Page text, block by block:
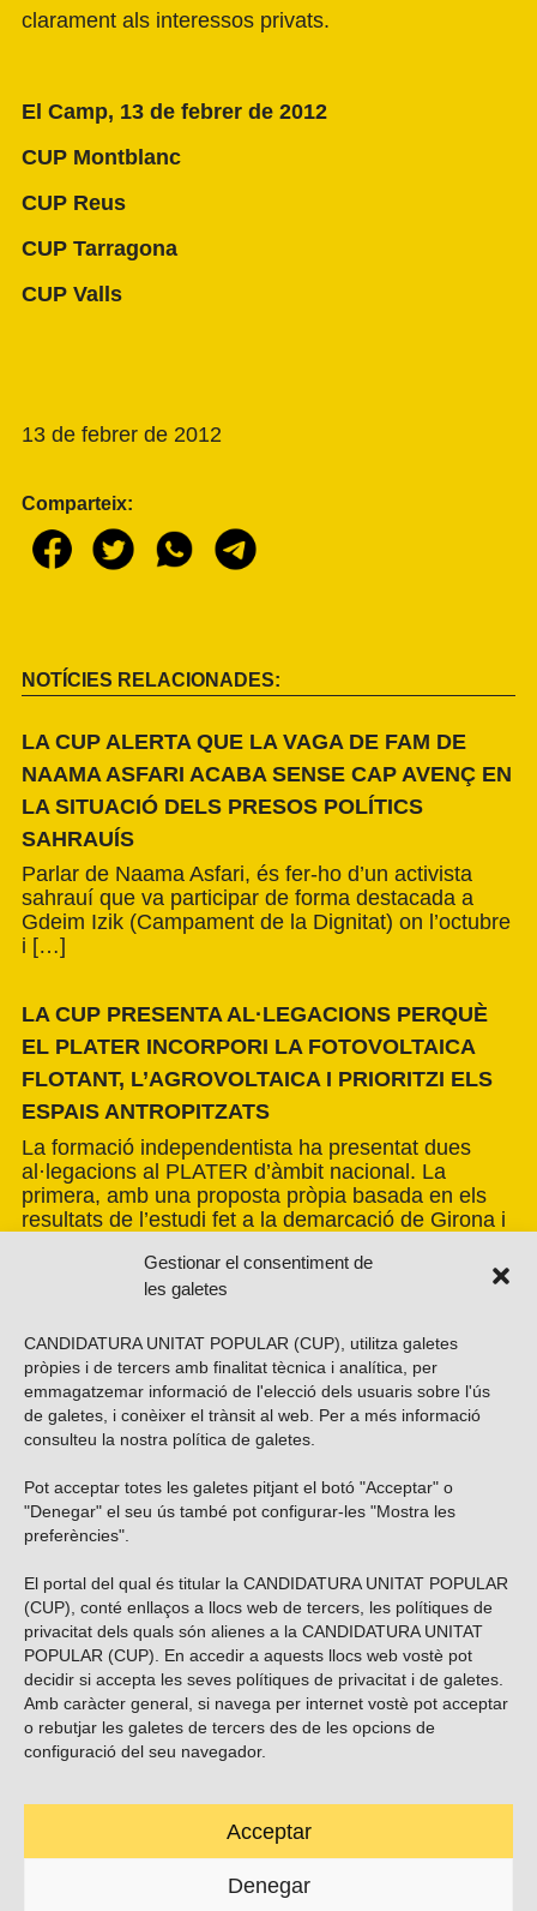
Gestionar el consentiment de
les galetes
CANDIDATURA UNITAT POPULAR (CUP), utilitza galetes
pròpies i de tercers amb finalitat tècnica i analítica, per
emmagatzemar informació de l'elecció dels usuaris sobre l'ús
de galetes, i conèixer el trànsit al web. Per a més informació
consulteu la nostra política de galetes
Pot acceptar totes les galetes pitjant el botó "Acceptar" o
"Denegar" el seu ús també pot configurar-les "Mostra les
preferències".
El portal del qual és titular la CANDIDATURA UNITAT POPULAR
(CUP), conté enllaços a llocs web de tercers, les polítiques de
privacitat dels quals són alienes a la CANDIDATURA UNITAT
POPULAR (CUP). En accedir a aquests llocs web vostè pot
decidir si accepta les seves polítiques de privacitat i de galetes.
Amb caràcter general, si navega per internet vostè pot acceptar
o rebutjar les galetes de tercers des de les opcions de
configuració del seu navegador.
Acceptar
Denegar
clarament als interessos privats.
El Camp, 13 de febrer de 2012
CUP Montblanc
CUP Reus
CUP Tarragona
CUP Valls
13 de febrer de 2012
Comparteix:
NOTÍCIES RELACIONADES:
LA CUP ALERTA QUE LA VAGA DE FAM DE
NAAMA ASFARI ACABA SENSE CAP AVENÇ EN
LA SITUACIÓ DELS PRESOS POLÍTICS
SAHRAUÍS
Parlar de Naama Asfari, és fer-ho d’un activista
sahrauí que va participar de forma destacada a
Gdeim Izik (Campament de la Dignitat) on l’octubre
i […]
LA CUP PRESENTA AL·LEGACIONS PERQUÈ
EL PLATER INCORPORI LA FOTOVOLTAICA
FLOTANT, L’AGROVOLTAICA I PRIORITZI ELS
ESPAIS ANTROPITZATS
La formació independentista ha presentat dues
al·legacions al PLATER d’àmbit nacional. La
primera, amb una proposta pròpia basada en els
resultats de l’estudi fet a la demarcació de Girona i
país. La segona, impulsada per la Xarxa per una
Transició Energètica Justa, de caràcter més global.
Vols subscriure’t al nostre butlletí?
ENVIAR
Troba’ns a les xarxes socials
Carrer Casp 180 (baixos), Barcelona.
contacte@cup.cat